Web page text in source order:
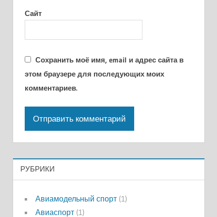
Сайт
Сохранить моё имя, email и адрес сайта в
этом браузере для последующих моих
комментариев.
РУБРИКИ
Авиамодельный спорт(1)
Авиаспорт(1)